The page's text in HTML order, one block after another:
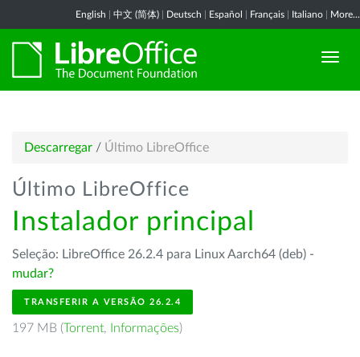
English 中文 (简体) Deutsch Español Français Italiano More...
Descarregar / Último LibreOffice
Último LibreOffice
Instalador principal
Seleção: LibreOffice 26.2.4 para Linux Aarch64 (deb) -
mudar?
TRANSFERIR A VERSÃO 26.2.4
197 MB (Torrent, Informações)